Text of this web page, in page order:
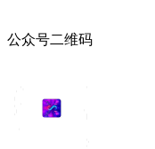
公众号二维码